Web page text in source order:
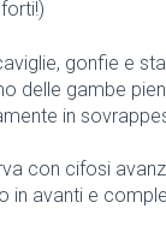
gonfie e
delle gambe
in
con cifosi
in avanti e